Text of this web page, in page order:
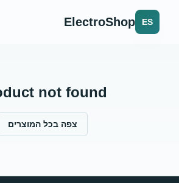
ES
ElectroShop
not found
צפה בכל המוצרים